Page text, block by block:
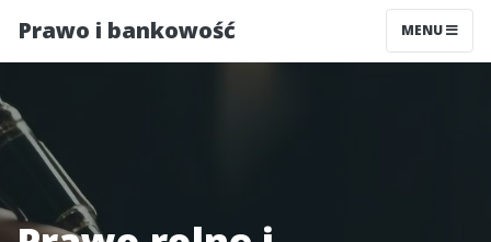
Prawo i bankowość MENU